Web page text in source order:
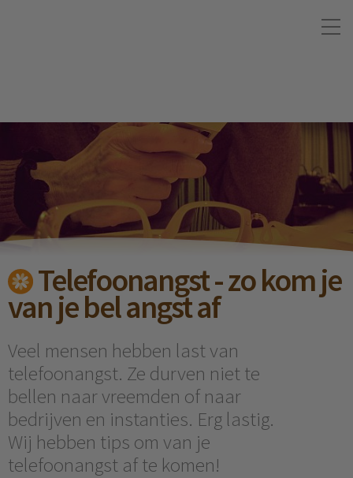
Telefoonangst - zo kom je
van je bel angst af
Veel mensen hebben last van
telefoonangst. Ze durven niet te
bellen naar vreemden of naar
bedrijven en instanties. Erg lastig.
Wij hebben tips om van je
telefoonangst af te komen!